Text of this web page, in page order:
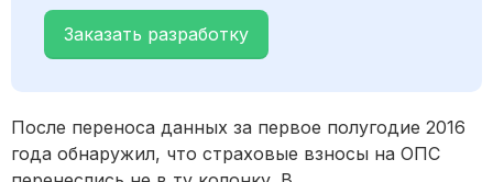
Заказать разработку
После переноса данных за первое полугодие 2016
года обнаружил, что страховые взносы на ОПС